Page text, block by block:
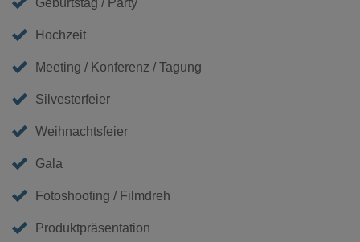
Hochzeit
Meeting / Konferenz / Tagung
Silvesterfeier
Weihnachtsfeier
Gala
Fotoshooting / Filmdreh
Produktpräsentation